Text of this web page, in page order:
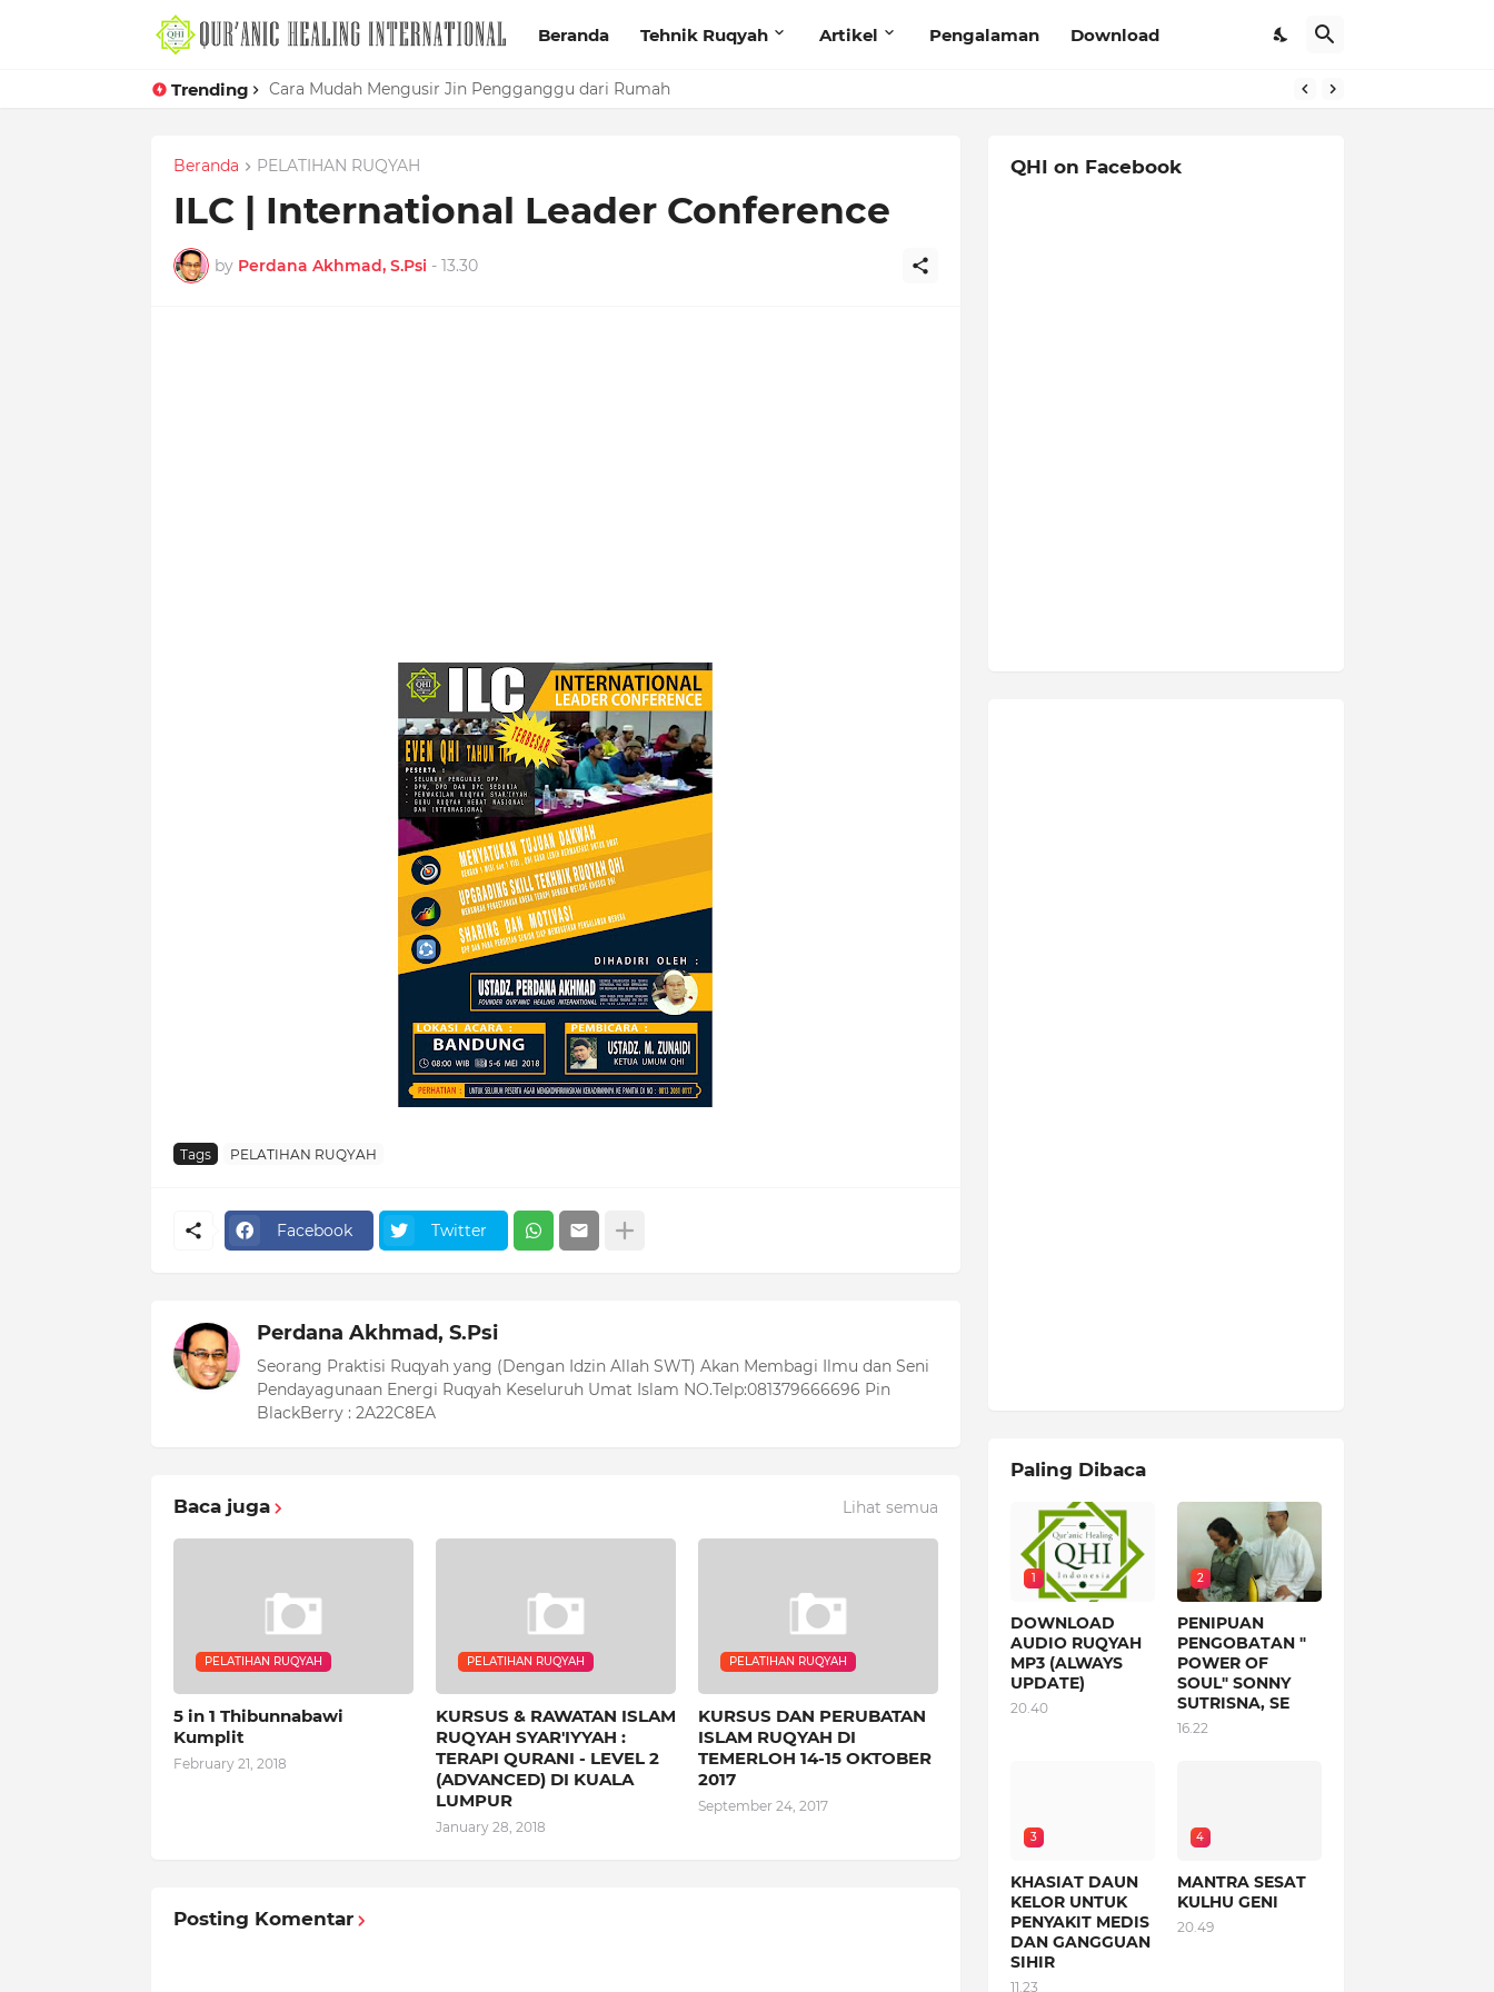
Beranda Tehnik Ruqyah Artikel Pengalaman Download
Trending Cara Mudah Mengusir Jin Pengganggu dari Rumah
Beranda PELATIHAN RUQYAH
ILC | International Leader Conference
by Perdana Akhmad, S.Psi - 13.30
Tags PELATIHAN RUQYAH
Facebook Twitter
Perdana Akhmad, S.Psi
Seorang Praktisi Ruqyah yang (Dengan Idzin Allah SWT) Akan Membagi Ilmu dan Seni
Pendayagunaan Energi Ruqyah Keseluruh Umat Islam NO.Telp:081379666696 Pin
BlackBerry : 2A22C8EA
Baca juga Lihat semua
PELATIHAN RUQYAH
5 in 1 Thibunnabawi
Kumplit
February 21, 2018
PELATIHAN RUQYAH
KURSUS & RAWATAN ISLAM
RUQYAH SYAR'IYYAH :
TERAPI QURANI - LEVEL 2
(ADVANCED) DI KUALA
LUMPUR
January 28, 2018
PELATIHAN RUQYAH
KURSUS DAN PERUBATAN
ISLAM RUQYAH DI
TEMERLOH 14-15 OKTOBER
2017
September 24, 2017
Posting Komentar
QHI on Facebook
Paling Dibaca
1
DOWNLOAD
AUDIO RUQYAH
MP3 (ALWAYS
UPDATE)
20.40
2
PENIPUAN
PENGOBATAN "
POWER OF
SOUL" SONNY
SUTRISNA, SE
16.22
3
KHASIAT DAUN
KELOR UNTUK
PENYAKIT MEDIS
DAN GANGGUAN
SIHIR
11.23
4
MANTRA SESAT
KULHU GENI
20.49